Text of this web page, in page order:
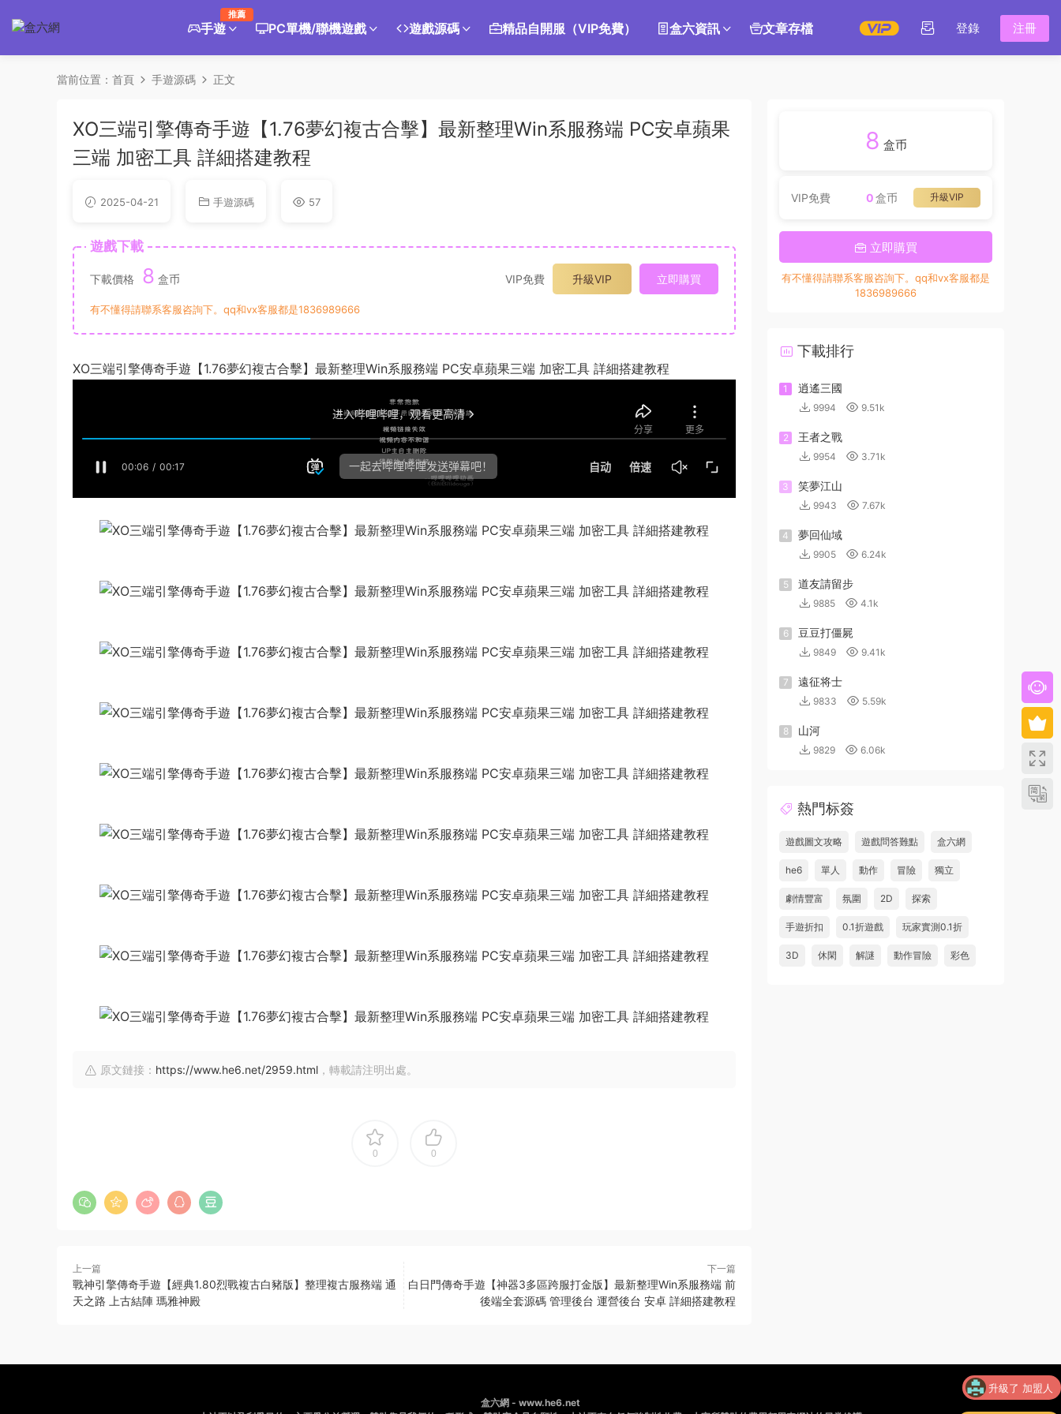
手遊
推薦
PC單機/聯機遊戲 遊戲源碼 精品自開服（VIP免費） 盒六資訊 文章存檔 登錄 注冊
當前位置： 首頁 手遊源碼 正文
XO三端引擎傳奇手遊【1.76夢幻複古合擊】最新整理Win系服務端 PC安卓蘋果
三端 加密工具 詳細搭建教程
2025-04-21 手遊源碼 57
遊戲下載
下載價格 8 盒币 VIP免費 升級VIP 立即購買
有不懂得請聯系客服咨詢下。qq和vx客服都是1836989666
XO三端引擎傳奇手遊【1.76夢幻複古合擊】最新整理Win系服務端 PC安卓蘋果三端 加密工具 詳細搭建教程
原文鏈接： https://www.he6.net/2959.html ，轉載請注明出處。
0 0
上一篇
戰神引擎傳奇手遊【經典1.80烈戰複古白豬版】整理複古服務端 通
天之路 上古結陣 瑪雅神殿
下一篇
白日門傳奇手遊【神器3多區跨服打金版】最新整理Win系服務端 前
後端全套源碼 管理後台 運營後台 安卓 詳細搭建教程
8 盒币
VIP免費 升級VIP
0盒币
立即購買
有不懂得請聯系客服咨詢下。qq和vx客服都是
1836989666
下載排行
1 逍遙三國
9994 9.51k
2 王者之戰
9954 3.71k
3 笑夢江山
9943 7.67k
4 夢回仙域
9905 6.24k
5 道友請留步
9885 4.1k
6 豆豆打僵屍
9849 9.41k
7 遠征将士
9833 5.59k
8 山河
9829 6.06k
熱門标簽
遊戲圖文攻略 遊戲問答難點 盒六網
he6 單人 動作 冒險 獨立
劇情豐富 氛圍 2D 探索
手遊折扣 0.1折遊戲 玩家實測0.1折
3D 休閑 解謎 動作冒險 彩色
盒六網 - www.he6.net
升級了 加盟人